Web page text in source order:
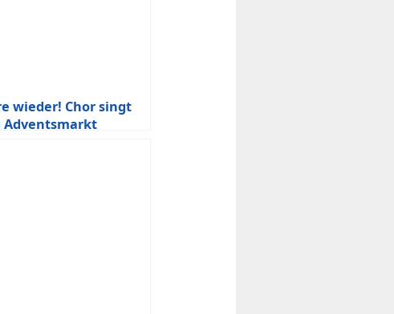
wieder! Chor singt
Adventsmarkt